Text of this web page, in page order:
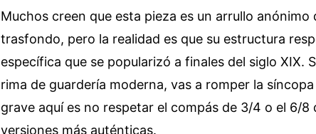
Muchos creen que esta pieza es un arrullo anónimo
trasfondo, pero la realidad es que su estructura
específica que se popularizó a finales del siglo XIX.
rima de guardería moderna, vas a romper la
grave aquí es no respetar el compás de 3/4 o el 6/8
versiones más auténticas.